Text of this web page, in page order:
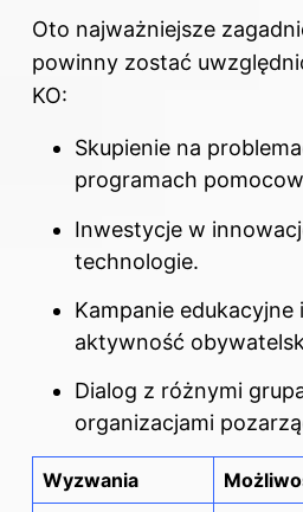
Oto najważniejsze
powinny zostać
KO:
Skupienie na
programach
Inwestycje w
technologie.
Kampanie edukacyjne
aktywność
Dialog z różnymi
organizacjami
Wyzwania